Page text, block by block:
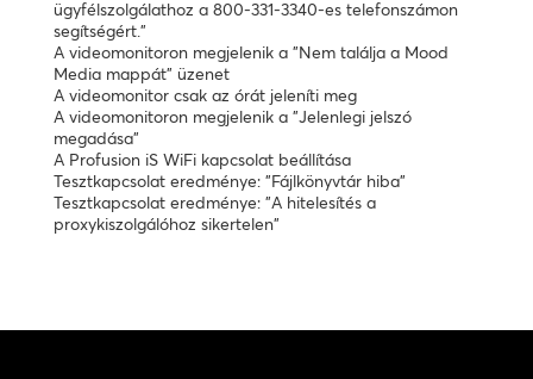
ügyfélszolgálathoz a 800-331-3340-es telefonszámon
segítségért."
A videomonitoron megjelenik a "Nem találja a Mood
Media mappát" üzenet
A videomonitor csak az órát jeleníti meg
A videomonitoron megjelenik a "Jelenlegi jelszó
megadása"
A Profusion iS WiFi kapcsolat beállítása
Tesztkapcsolat eredménye: "Fájlkönyvtár hiba"
Tesztkapcsolat eredménye: "A hitelesítés a
proxykiszolgálóhoz sikertelen"